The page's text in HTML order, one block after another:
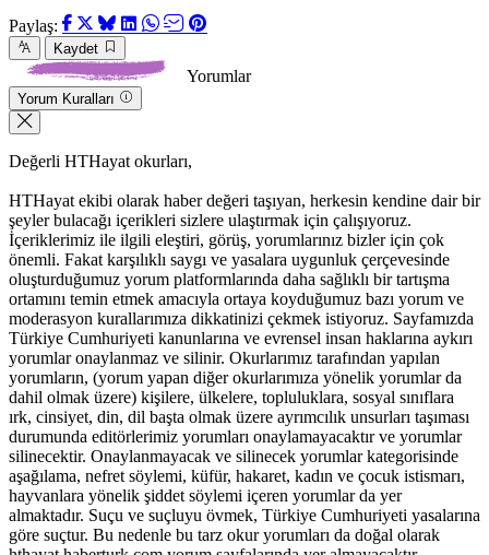
Paylaş:
Kaydet
Yorumlar
Yorum Kuralları
Değerli HTHayat okurları,
HTHayat ekibi olarak haber değeri taşıyan, herkesin kendine dair bir
şeyler bulacağı içerikleri sizlere ulaştırmak için çalışıyoruz.
İçeriklerimiz ile ilgili eleştiri, görüş, yorumlarınız bizler için çok
önemli. Fakat karşılıklı saygı ve yasalara uygunluk çerçevesinde
oluşturduğumuz yorum platformlarında daha sağlıklı bir tartışma
ortamını temin etmek amacıyla ortaya koyduğumuz bazı yorum ve
moderasyon kurallarımıza dikkatinizi çekmek istiyoruz. Sayfamızda
Türkiye Cumhuriyeti kanunlarına ve evrensel insan haklarına aykırı
yorumlar onaylanmaz ve silinir. Okurlarımız tarafından yapılan
yorumların, (yorum yapan diğer okurlarımıza yönelik yorumlar da
dahil olmak üzere) kişilere, ülkelere, topluluklara, sosyal sınıflara
ırk, cinsiyet, din, dil başta olmak üzere ayrımcılık unsurları taşıması
durumunda editörlerimiz yorumları onaylamayacaktır ve yorumlar
silinecektir. Onaylanmayacak ve silinecek yorumlar kategorisinde
aşağılama, nefret söylemi, küfür, hakaret, kadın ve çocuk istismarı,
hayvanlara yönelik şiddet söylemi içeren yorumlar da yer
almaktadır. Suçu ve suçluyu övmek, Türkiye Cumhuriyeti yasalarına
göre suçtur. Bu nedenle bu tarz okur yorumları da doğal olarak